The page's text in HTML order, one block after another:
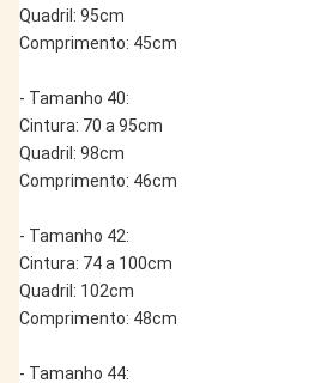
Quadril: 95cm
Comprimento: 45cm
- Tamanho 40:
Cintura: 70 a 95cm
Quadril: 98cm
Comprimento: 46cm
- Tamanho 42:
Cintura: 74 a 100cm
Quadril: 102cm
Comprimento: 48cm
- Tamanho 44: